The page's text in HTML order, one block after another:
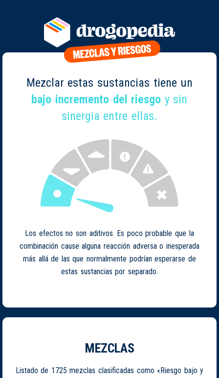
Mezclar estas sustancias tiene un
bajo incremento del riesgo y sin
sinergia entre ellas.
Los efectos no son aditivos. Es poco probable que la
combinación cause alguna reacción adversa o inesperada
más allá de las que normalmente podrían esperarse de
estas sustancias por separado.
MEZCLAS
Listado de 1725 mezclas clasificadas como «Riesgo bajo y